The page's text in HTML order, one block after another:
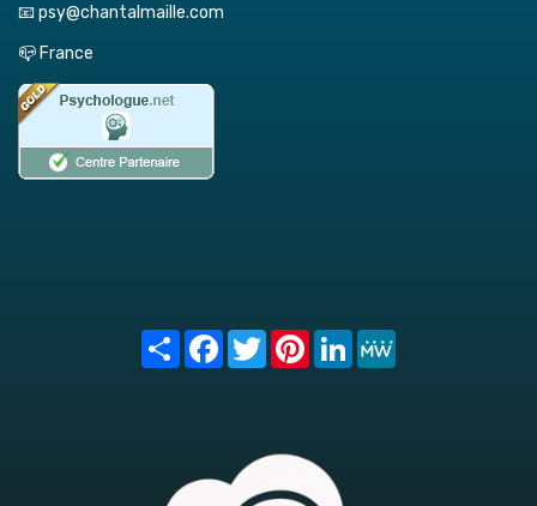
📧 psy@chantalmaille.com
📪 France
Share FacebookTwitterPinterest
LinkedIn